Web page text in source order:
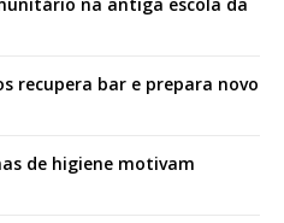
recupera bar e prepara novo
de higiene motivam